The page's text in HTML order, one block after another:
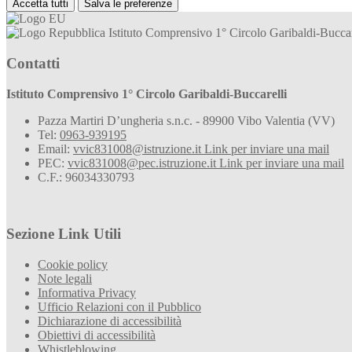
Accetta tutti Salva le preferenze
Istituto Comprensivo 1° Circolo Garibaldi-
Contatti
Istituto Comprensivo 1° Circolo Garibaldi-Buccarelli
Pazza Martiri D’ungheria s.n.c. - 89900 Vibo Valentia (VV)
Tel: 0963-939195
Email: vvic831008@istruzione.it Link per inviare una mail
PEC: vvic831008@pec.istruzione.it Link per inviare una mail
C.F.: 96034330793
Sezione Link Utili
Cookie policy
Note legali
Informativa Privacy
Ufficio Relazioni con il Pubblico
Dichiarazione di accessibilità
Obiettivi di accessibilità
Whistleblowing